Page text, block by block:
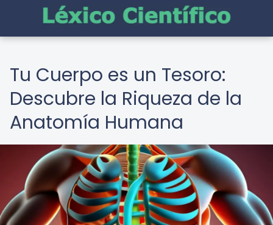
Tu Cuerpo es un Tesoro:
Descubre la Riqueza de la
Anatomía Humana